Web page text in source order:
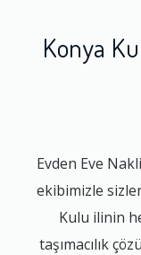
Konya
Evden Eve
ekibimizle
Kulu ilinin
taşımacılık